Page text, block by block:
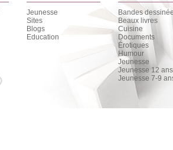
Jeunesse
Sites
Blogs
Education
Bandes
Beaux livres
Cuisine
Documents
Érotiques
Humour
Jeunesse
Jeunesse 12
Jeunesse 7-9